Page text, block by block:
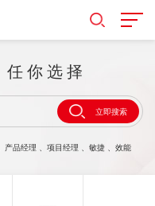
任你选择
立即搜索
产品经理 、 项目经理 、 敏捷 、 效能